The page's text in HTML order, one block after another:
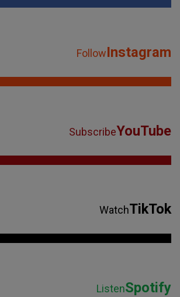
FollowInstagram
SubscribeYouTube
WatchTikTok
ListenSpotify